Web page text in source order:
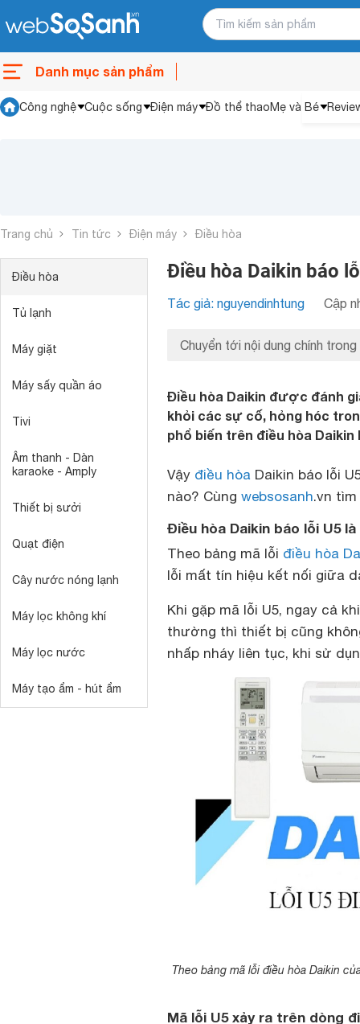
Danh mục sản phẩm
Công nghệ Cuộc sống Điện máy Đồ thể thaoMẹ và Bé
Trang chủ Tin tức Điện máy Điều hòa
Điều hòa
Tủ lạnh
Máy giặt
Máy sấy quần áo
Tivi
Âm thanh - Dàn
karaoke - Amply
Thiết bị sưởi
Quạt điện
Cây nước nóng lạnh
Máy lọc không khí
Máy lọc nước
Máy tạo ẩm - hút ẩm
Điều hòa Daikin báo
Tác giả: nguyendinhtung Cập
Chuyển tới nội dung chính trong
Điều hòa Daikin được đánh
khỏi các sự cố, hỏng hóc
phổ biến trên điều hòa Daikin
Vậy điều hòa Daikin báo lỗi
nào? Cùng websosanh.vn
Điều hòa Daikin báo lỗi U5
Theo bảng mã lỗi điều hòa
lỗi mất tín hiệu kết nối giữa
Khi gặp mã lỗi U5, ngay cả
thường thì thiết bị cũng
nhấp nháy liên tục, khi sử
Theo bảng mã lỗi điều hòa Daikin
Mã lỗi U5 xảy ra trên dòng